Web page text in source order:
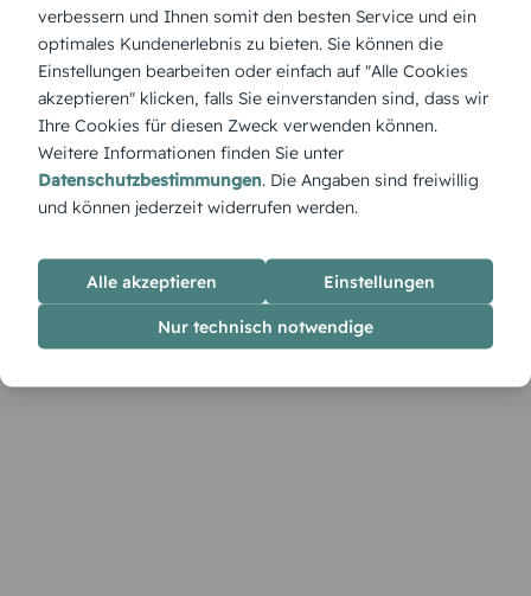
Produktbeschreibung
'Plätzchentisch' – der Duft von frisch gebackenen Keksen
liegt in der Luft. Der Tisch ist gedeckt mit süßen
Köstlichkeiten, die zum Naschen und Teilen einladen.
verbessern und Ihnen somit den besten Service und ein
optimales Kundenerlebnis zu bieten. Sie können die
Einstellungen bearbeiten oder einfach auf "Alle Cookies
akzeptieren" klicken, falls Sie einverstanden sind, dass wir
Ihre Cookies für diesen Zweck verwenden können.
Weitere Informationen finden Sie unter
Datenschutzbestimmungen. Die Angaben sind freiwillig
und können jederzeit widerrufen werden.
Alle akzeptieren Einstellungen
Nur technisch notwendige